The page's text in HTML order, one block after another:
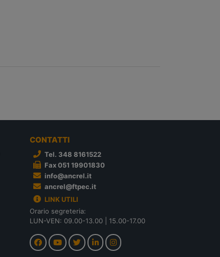
CONTATTI
Tel. 348 8161522
Fax 051 19901830
info@ancrel.it
ancrel@ftpec.it
LINK UTILI
Orario segreteria:
LUN-VEN: 09.00-13.00 | 15.00-17.00